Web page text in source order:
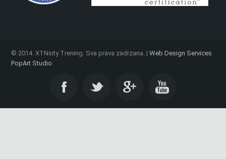
© 2014. XTNsity Trening. Sva prava zadrzana. | Web Design Services
PopArt Studio